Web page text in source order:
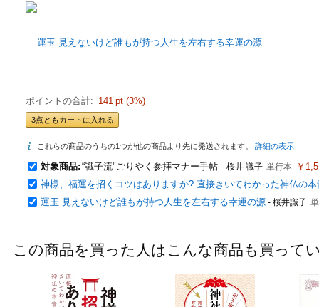
ポイントの合計: 141 pt (3%)
3点ともカートに入れる
これらの商品のうちの1つが他の商品より先に発送されます。 詳細の表示
対象商品: “識子流"ごりやく参拝マナー手帖 - 桜井 識子 単行本
￥
神様、福運を招くコツはありますか? 直接きいてわかった神仏の本
運玉 見えないけど誰もが持つ人生を左右する幸運の源 - 桜井識子
この商品を買った人はこんな商品も買って